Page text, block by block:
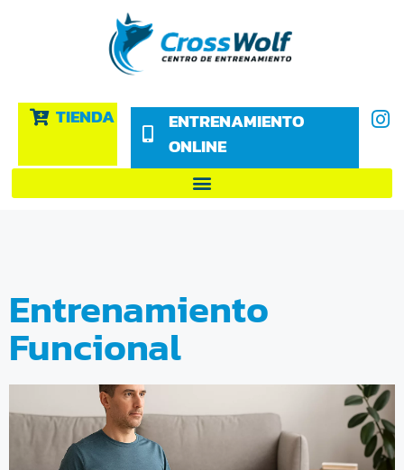
TIENDA
ENTRENAMIENTO
ONLINE
Entrenamiento
Funcional